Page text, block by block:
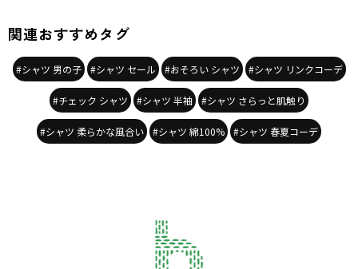
関連おすすめタグ
#シャツ 男の子 #シャツ セール #おそろい シャツ #シャツ リンクコーデ
#チェック シャツ #シャツ 半袖 #シャツ さらっと肌触り
#シャツ 柔らかな風合い #シャツ 綿100% #シャツ 春夏コーデ